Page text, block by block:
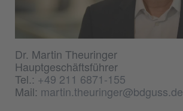
Dr. Martin Theuringer
Hauptgeschäftsführer
Tel.: +49 211 6871-155
Mail: martin.theuringer@bdguss.de